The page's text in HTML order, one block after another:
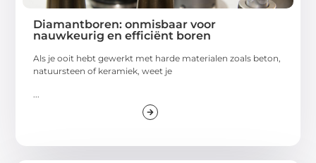
Diamantboren: onmisbaar voor
nauwkeurig en efficiënt boren
Als je ooit hebt gewerkt met harde materialen zoals beton,
natuursteen of keramiek, weet je